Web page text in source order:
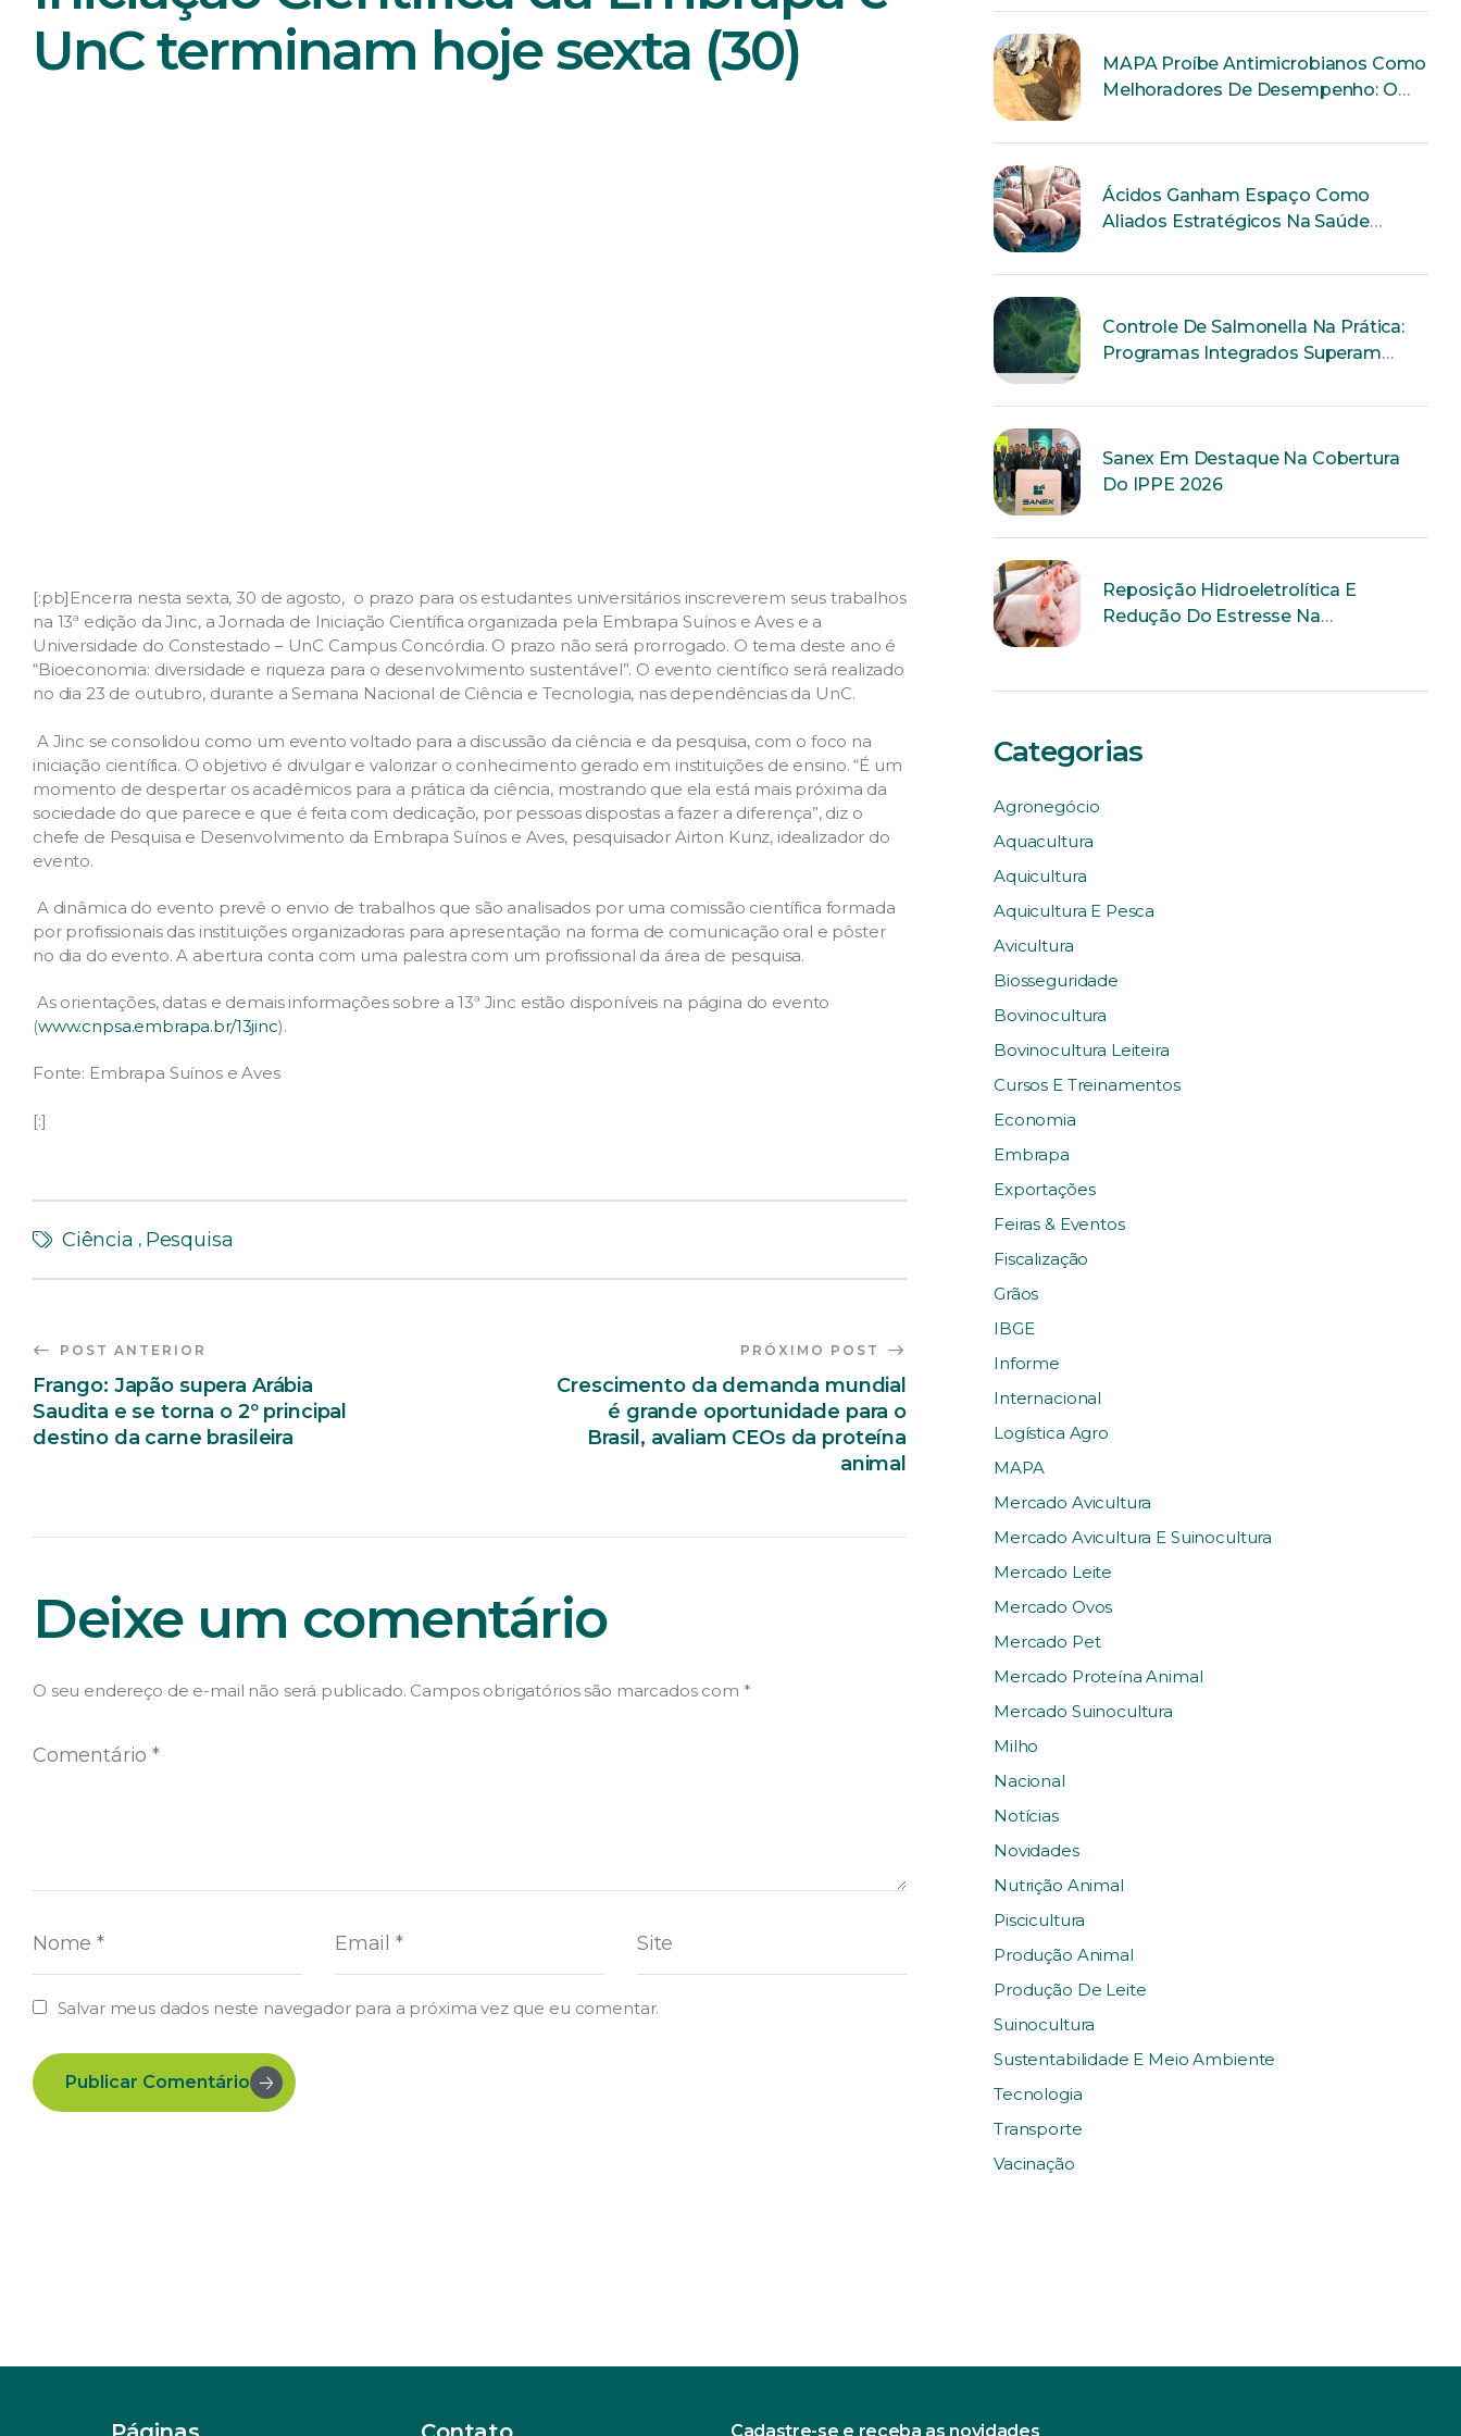
UnC terminam hoje sexta (30)
[:pb] Encerra nesta sexta, 30 de agosto, o prazo para os estudantes universitários inscreverem seus trabalhos
na 13ª edição da Jinc, a Jornada de Iniciação Científica organizada pela Embrapa Suínos e Aves e a
Universidade do Constestado – UnC Campus Concórdia. O prazo não será prorrogado. O tema deste ano é
“Bioeconomia: diversidade e riqueza para o desenvolvimento sustentável”. O evento científico será realizado
no dia 23 de outubro, durante a Semana Nacional de Ciência e Tecnologia, nas dependências da UnC.
A Jinc se consolidou como um evento voltado para a discussão da ciência e da pesquisa, com o foco na
iniciação científica. O objetivo é divulgar e valorizar o conhecimento gerado em instituições de ensino. “É um
momento de despertar os acadêmicos para a prática da ciência, mostrando que ela está mais próxima da
sociedade do que parece e que é feita com dedicação, por pessoas dispostas a fazer a diferença”, diz o
chefe de Pesquisa e Desenvolvimento da Embrapa Suínos e Aves, pesquisador Airton Kunz, idealizador do
evento.
A dinâmica do evento prevê o envio de trabalhos que são analisados por uma comissão científica formada
por profissionais das instituições organizadoras para apresentação na forma de comunicação oral e pôster
no dia do evento. A abertura conta com uma palestra com um profissional da área de pesquisa.
As orientações, datas e demais informações sobre a 13ª Jinc estão disponíveis na página do evento
(www.cnpsa.embrapa.br/13jinc).
Fonte: Embrapa Suínos e Aves
[:]
Ciência , Pesquisa
POST ANTERIOR
Frango: Japão supera Arábia
Saudita e se torna o 2º principal
destino da carne brasileira
PRÓXIMO POST
Crescimento da demanda mundial
é grande oportunidade para o
Brasil, avaliam CEOs da proteína
animal
Deixe um comentário
O seu endereço de e-mail não será publicado. Campos obrigatórios são marcados com *
Salvar meus dados neste navegador para a próxima vez que eu comentar.
Publicar Comentário
MAPA Proíbe Antimicrobianos Como
Melhoradores De Desempenho: O
Ácidos Ganham Espaço Como
Aliados Estratégicos Na Saúde
Controle De Salmonella Na Prática:
Programas Integrados Superam
Sanex Em Destaque Na Cobertura
Do IPPE 2026
Reposição Hidroeletrolítica E
Redução Do Estresse Na
Categorias
Agronegócio
Aquacultura
Aquicultura
Aquicultura E Pesca
Avicultura
Biosseguridade
Bovinocultura
Bovinocultura Leiteira
Cursos E Treinamentos
Economia
Embrapa
Exportações
Feiras & Eventos
Fiscalização
Grãos
IBGE
Informe
Internacional
Logística Agro
MAPA
Mercado Avicultura
Mercado Avicultura E Suinocultura
Mercado Leite
Mercado Ovos
Mercado Pet
Mercado Proteína Animal
Mercado Suinocultura
Milho
Nacional
Notícias
Novidades
Nutrição Animal
Piscicultura
Produção Animal
Produção De Leite
Suinocultura
Sustentabilidade E Meio Ambiente
Tecnologia
Transporte
Vacinação
Cadastre-se e receba as novidades